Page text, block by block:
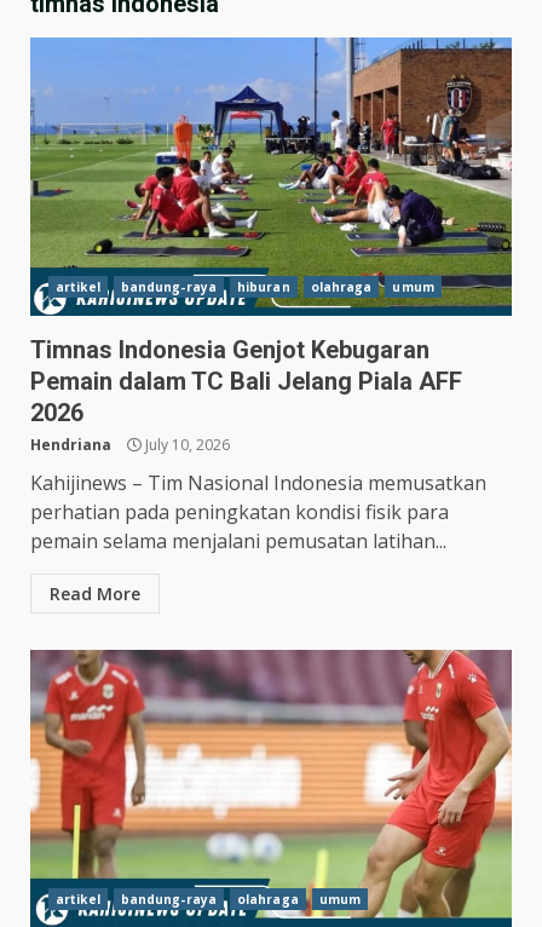
artikel bandung-raya hiburan olahraga umum
Timnas Indonesia Genjot Kebugaran
Pemain dalam TC Bali Jelang Piala AFF
2026
Hendriana July 10, 2026
Kahijinews – Tim Nasional Indonesia memusatkan
perhatian pada peningkatan kondisi fisik para
pemain selama menjalani pemusatan latihan...
Read More
artikel bandung-raya olahraga umum